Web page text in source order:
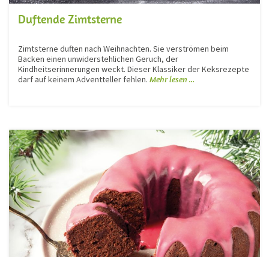
Duftende Zimtsterne
Zimtsterne duften nach Weihnachten. Sie verströmen beim
Backen einen unwiderstehlichen Geruch, der
Kindheitserinnerungen weckt. Dieser Klassiker der Keksrezepte
darf auf keinem Adventteller fehlen. Mehr lesen ...